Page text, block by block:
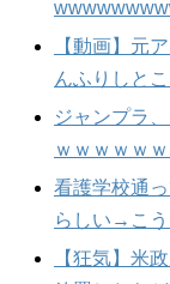
【動画】元
んふりしとこ
ジャンプラ
ｗｗｗｗｗｗ
看護学校通
らしい→こ
【狂気】米